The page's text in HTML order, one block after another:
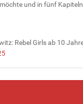
und in fünf
Rebel Girls ab 10